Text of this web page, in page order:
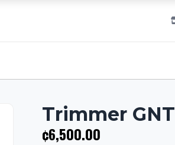
Trimmer GNT
¢6,500.00